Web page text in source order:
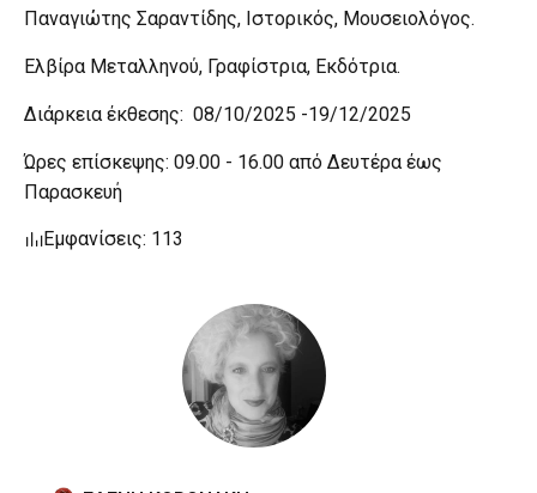
Παναγιώτης Σαραντίδης, Ιστορικός, Μουσειολόγος.
Ελβίρα Μεταλληνού, Γραφίστρια, Εκδότρια.
Διάρκεια έκθεσης: 08/10/2025 -19/12/2025
Ώρες επίσκεψης: 09.00 - 16.00 από Δευτέρα έως
Παρασκευή
Εμφανίσεις: 113